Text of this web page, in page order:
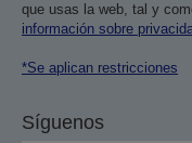
que usas la web, tal y
información sobre
*Se aplican restricciones
Síguenos